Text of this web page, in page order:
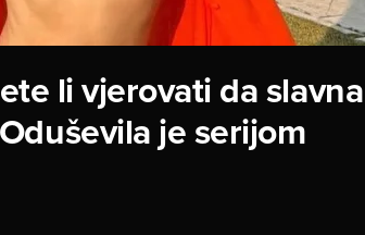
li vjerovati da slavna
je serijom